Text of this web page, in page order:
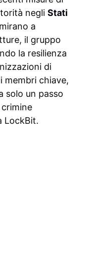
negli Stati
a
il gruppo
la resilienza
di
membri chiave,
solo un passo
LockBit.